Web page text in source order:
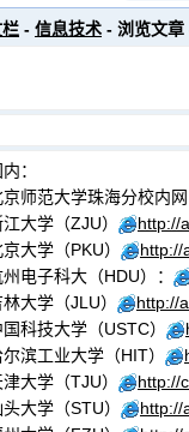
- 信息技术 - 浏览文章
：
师范大学珠海分校内网
大学（ZJU）
http://
大学（PKU）
http://
电子科大（HDU）：
大学（JLU）
http://
国科技大学（USTC）
尔滨工业大学（HIT）
津大学（TJU）
http://
大学（STU）
http://